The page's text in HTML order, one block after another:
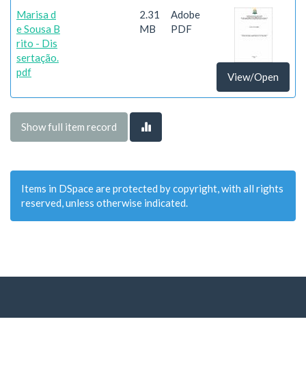
Marisa d
e Sousa B
rito - Dis
sertação.
pdf
2.31
MB
Adobe
PDF
View/Open
Show full item record
Items in DSpace are protected by copyright, with all rights
reserved, unless otherwise indicated.